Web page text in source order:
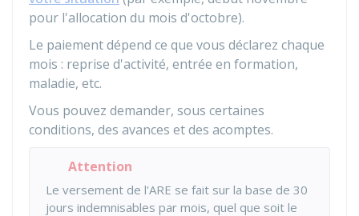
pour l'allocation du mois d'octobre).
Le paiement dépend ce que vous déclarez chaque
mois : reprise d'activité, entrée en formation,
maladie, etc.
Vous pouvez demander, sous certaines
conditions, des avances et des acomptes.
Attention
Le versement de l'ARE se fait sur la base de 30
jours indemnisables par mois, quel que soit le